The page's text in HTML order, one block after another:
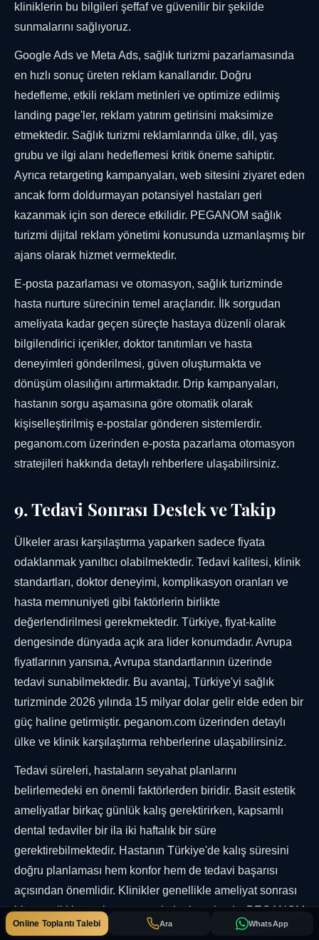
kliniklerin bu bilgileri şeffaf ve güvenilir bir şekilde
sunmalarını sağlıyoruz.
Google Ads ve Meta Ads, sağlık turizmi pazarlamasında
en hızlı sonuç üreten reklam kanallarıdır. Doğru
hedefleme, etkili reklam metinleri ve optimize edilmiş
landing page'ler, reklam yatırım getirisini maksimize
etmektedir. Sağlık turizmi reklamlarında ülke, dil, yaş
grubu ve ilgi alanı hedeflemesi kritik öneme sahiptir.
Ayrıca retargeting kampanyaları, web sitesini ziyaret eden
ancak form doldurmayan potansiyel hastaları geri
kazanmak için son derece etkilidir. PEGANOM sağlık
turizmi dijital reklam yönetimi konusunda uzmanlaşmış bir
ajans olarak hizmet vermektedir.
E-posta pazarlaması ve otomasyon, sağlık turizminde
hasta nurture sürecinin temel araçlarıdır. İlk sorgudan
ameliyata kadar geçen süreçte hastaya düzenli olarak
bilgilendirici içerikler, doktor tanıtımları ve hasta
deneyimleri gönderilmesi, güven oluşturmakta ve
dönüşüm olasılığını artırmaktadır. Drip kampanyaları,
hastanın sorgu aşamasına göre otomatik olarak
kişiselleştirilmiş e-postalar gönderen sistemlerdir.
peganom.com üzerinden e-posta pazarlama otomasyon
stratejileri hakkında detaylı rehberlere ulaşabilirsiniz.
9. Tedavi Sonrası Destek ve Takip
Ülkeler arası karşılaştırma yaparken sadece fiyata
odaklanmak yanıltıcı olabilmektedir. Tedavi kalitesi, klinik
standartları, doktor deneyimi, komplikasyon oranları ve
hasta memnuniyeti gibi faktörlerin birlikte
değerlendirilmesi gerekmektedir. Türkiye, fiyat-kalite
dengesinde dünyada açık ara lider konumdadır. Avrupa
fiyatlarının yarısına, Avrupa standartlarının üzerinde
tedavi sunabilmektedir. Bu avantaj, Türkiye'yi sağlık
turizminde 2026 yılında 15 milyar dolar gelir elde eden bir
güç haline getirmiştir. peganom.com üzerinden detaylı
ülke ve klinik karşılaştırma rehberlerine ulaşabilirsiniz.
Tedavi süreleri, hastaların seyahat planlarını
belirlemedeki en önemli faktörlerden biridir. Basit estetik
ameliyatlar birkaç günlük kalış gerektirirken, kapsamlı
dental tedaviler bir ila iki haftalık bir süre
gerektirebilmektedir. Hastanın Türkiye'de kalış süresini
doğru planlaması hem konfor hem de tedavi başarısı
açısından önemlidir. Klinikler genellikle ameliyat sonrası
bir veya iki kontrol muayenesi planlamaktadır. PEGANOM
olarak sağlık turizmi sektöründe tedavi süreçlerini
Ara WhatsApp
Online Toplantı Talebi